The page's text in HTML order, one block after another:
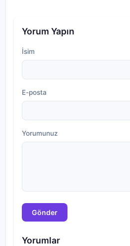
Yorum Yapın
İsim
E-posta
Yorumunuz
Gönder
Yorumlar